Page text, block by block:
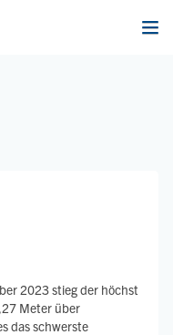
2023 stieg der höchst
Meter über
das schwerste